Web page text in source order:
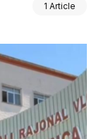
1 Article